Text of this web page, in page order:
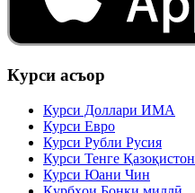
Курси асъор
Курси Доллари ИМА
Курси Евро
Курси Рубли Русия
Курси Тенге Қазоқистон
Курси Юани Чин